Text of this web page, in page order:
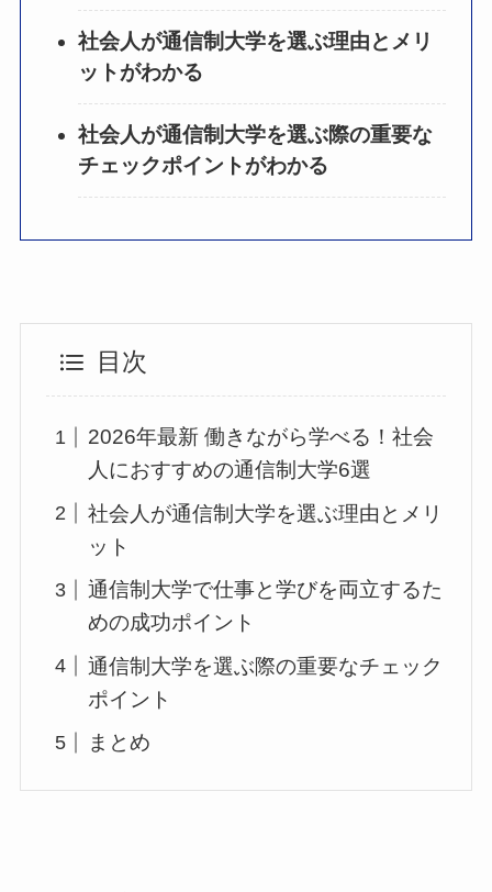
社会人が通信制大学を選ぶ理由とメリ
ットがわかる
社会人が通信制大学を選ぶ際の重要な
チェックポイントがわかる
目次
2026年最新 働きながら学べる！社会
人におすすめの通信制大学6選
社会人が通信制大学を選ぶ理由とメリ
ット
通信制大学で仕事と学びを両立するた
めの成功ポイント
通信制大学を選ぶ際の重要なチェック
ポイント
まとめ